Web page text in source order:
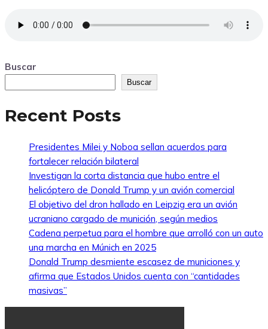
Buscar
Buscar
Recent Posts
Presidentes Milei y Noboa sellan acuerdos para
fortalecer relación bilateral
Investigan la corta distancia que hubo entre el
helicóptero de Donald Trump y un avión comercial
El objetivo del dron hallado en Leipzig era un avión
ucraniano cargado de munición, según medios
Cadena perpetua para el hombre que arrolló con un auto
una marcha en Múnich en 2025
Donald Trump desmiente escasez de municiones y
afirma que Estados Unidos cuenta con “cantidades
masivas”